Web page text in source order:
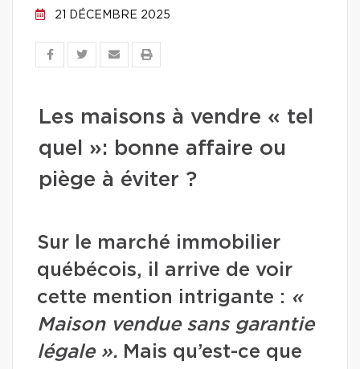
21 DÉCEMBRE 2025
Les maisons à vendre « tel
quel »: bonne affaire ou
piège à éviter ?
Sur le marché immobilier
québécois, il arrive de voir
cette mention intrigante : «
Maison vendue sans garantie
légale ». Mais qu’est-ce que